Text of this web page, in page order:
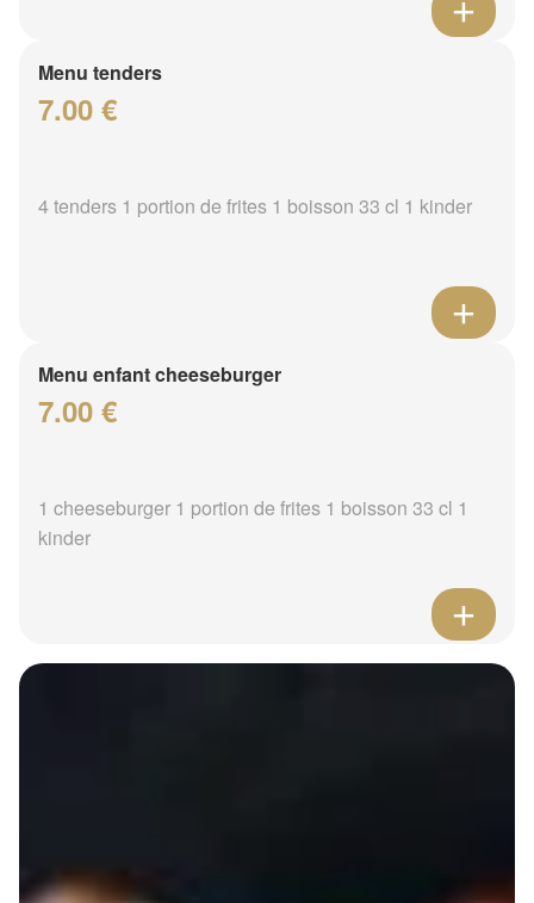
Menu tenders
7.00 €
4 tenders 1 portion de frites 1 boisson 33 cl 1 kinder
Menu enfant cheeseburger
7.00 €
1 cheeseburger 1 portion de frites 1 boisson 33 cl 1
kinder